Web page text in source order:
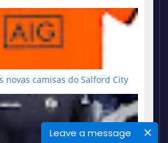
Leave a message
novas camisas do Salford City